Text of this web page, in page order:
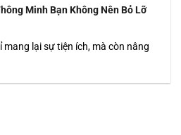
Minh Bạn Không Nên Bỏ Lỡ
lại sự tiện ích, mà còn nâng